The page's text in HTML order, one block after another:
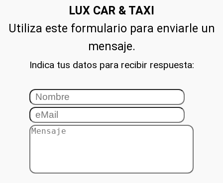
LUX CAR & TAXI
Utiliza este formulario para enviarle un
mensaje.
Indica tus datos para recibir respuesta: